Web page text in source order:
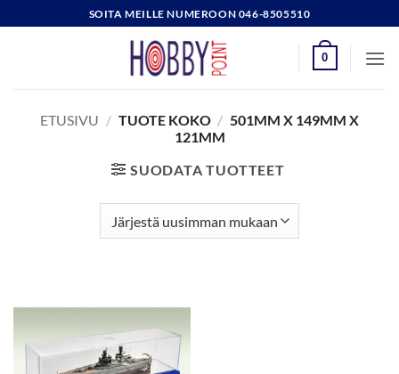
to
SOITA MEILLE NUMEROON 046-8505510
0
ETUSIVU / TUOTE KOKO / 501MM X 149MM X
121MM
SUODATA TUOTTEET